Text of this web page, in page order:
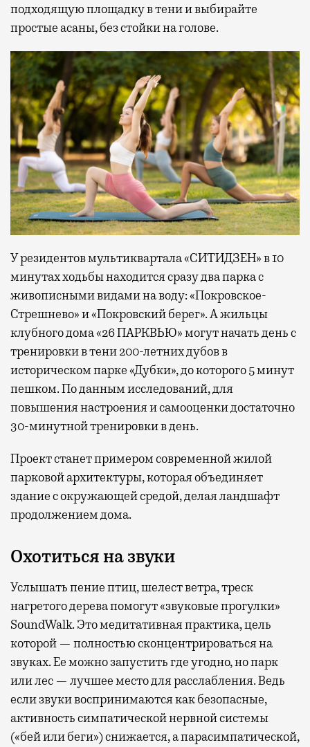
подходящую площадку в тени и выбирайте
простые асаны, без стойки на голове.
У резидентов мультиквартала «СИТИДЗЕН» в 10
минутах ходьбы находится сразу два парка с
живописными видами на воду: «Покровское-
Стрешнево» и «Покровский берег». А жильцы
клубного дома «26 ПАРКВЬЮ» могут начать день с
тренировки в тени 200-летних дубов в
историческом парке «Дубки», до которого 5 минут
пешком. По данным исследований, для
повышения настроения и самооценки достаточно
30-минутной тренировки в день.
Проект станет примером современной жилой
парковой архитектуры, которая объединяет
здание с окружающей средой, делая ландшафт
продолжением дома.
Охотиться на звуки
Услышать пение птиц, шелест ветра, треск
нагретого дерева помогут «звуковые прогулки»
SoundWalk. Это медитативная практика, цель
которой — полностью сконцентрироваться на
звуках. Ее можно запустить где угодно, но парк
или лес — лучшее место для расслабления. Ведь
если звуки воспринимаются как безопасные,
активность симпатической нервной системы
(«бей или беги») снижается, а парасимпатической,